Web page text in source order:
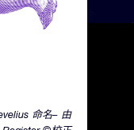
命名– 由